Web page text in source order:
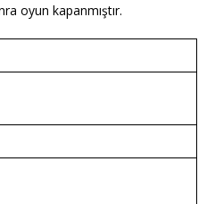
oyun kapanmıştır.